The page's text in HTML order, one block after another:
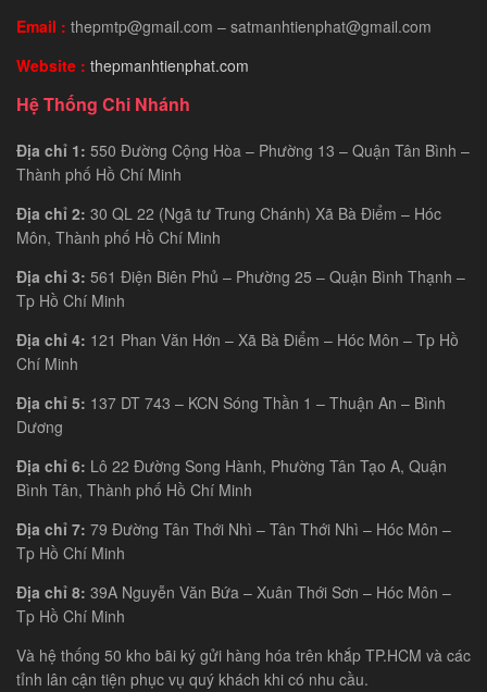
Email : thepmtp@gmail.com – satmanhtienphat@gmail.com
Website : thepmanhtienphat.com
Hệ Thống Chi Nhánh
Địa chỉ 1: 550 Đường Cộng Hòa – Phường 13 – Quận Tân Bình –
Thành phố Hồ Chí Minh
Địa chỉ 2: 30 QL 22 (Ngã tư Trung Chánh) Xã Bà Điểm – Hóc
Môn, Thành phố Hồ Chí Minh
Địa chỉ 3: 561 Điện Biên Phủ – Phường 25 – Quận Bình Thạnh –
Tp Hồ Chí Minh
Địa chỉ 4: 121 Phan Văn Hớn – Xã Bà Điểm – Hóc Môn – Tp Hồ
Chí Minh
Địa chỉ 5: 137 DT 743 – KCN Sóng Thần 1 – Thuận An – Bình
Dương
Địa chỉ 6: Lô 22 Đường Song Hành, Phường Tân Tạo A, Quận
Bình Tân, Thành phố Hồ Chí Minh
Địa chỉ 7: 79 Đường Tân Thới Nhì – Tân Thới Nhì – Hóc Môn –
Tp Hồ Chí Minh
Địa chỉ 8: 39A Nguyễn Văn Bứa – Xuân Thới Sơn – Hóc Môn –
Tp Hồ Chí Minh
Và hệ thống 50 kho bãi ký gửi hàng hóa trên khắp TP.HCM và các
tỉnh lân cận tiện phục vụ quý khách khi có nhu cầu.